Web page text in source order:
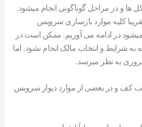
ها و در مراحل گوناگونی انجام میشود,
کلیه موارد بازسازی سرویس
در ادامه می آوریم. ممکن است در
به شرایط و انتخاب مالک انجام نشود, اما
به نظر میرسد.
کف و در بعضی از موارد دیوار سرویس